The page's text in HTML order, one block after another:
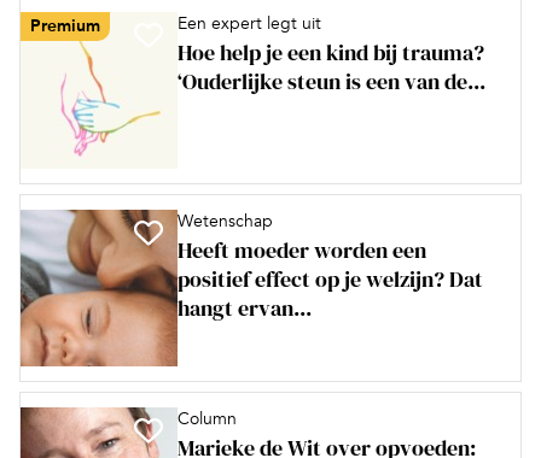
Premium Een expert legt uit
Hoe help je een kind bij trauma?
‘Ouderlijke steun is een van de...
Wetenschap
Heeft moeder worden een
positief effect op je welzijn? Dat
hangt ervan...
Column
Marieke de Wit over opvoeden: